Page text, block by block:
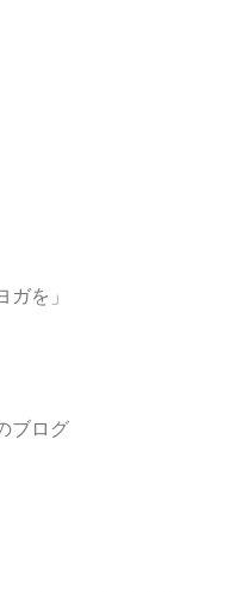
を」
ブログ